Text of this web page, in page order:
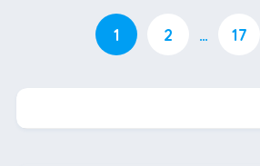
1 2 … 17